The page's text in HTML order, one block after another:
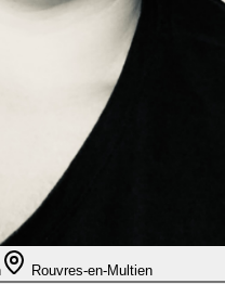
Rouvres-en-Multien